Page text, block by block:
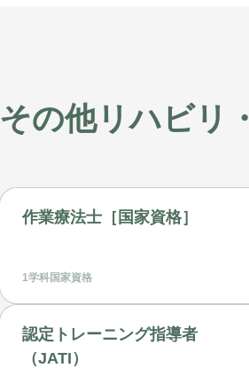
その他リハビリ
作業療法士［国家資格］
1学科国家資格
認定トレーニング指導者
（JATI）